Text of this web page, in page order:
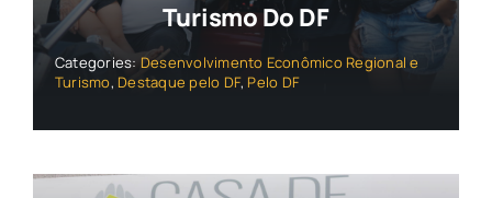
Turismo Do DF
Categories: Desenvolvimento Econômico Regional e
Turismo, Destaque pelo DF, Pelo DF